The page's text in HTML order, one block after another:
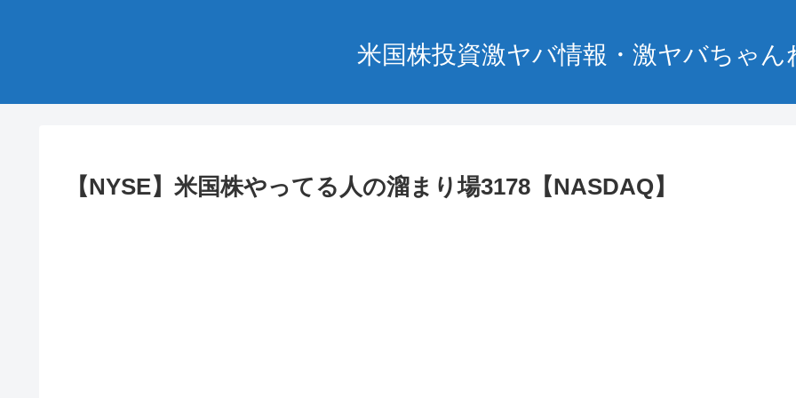
米国株投資激ヤバ情報・激ヤバちゃん
【NYSE】米国株やってる人の溜まり場3178【NASDAQ】